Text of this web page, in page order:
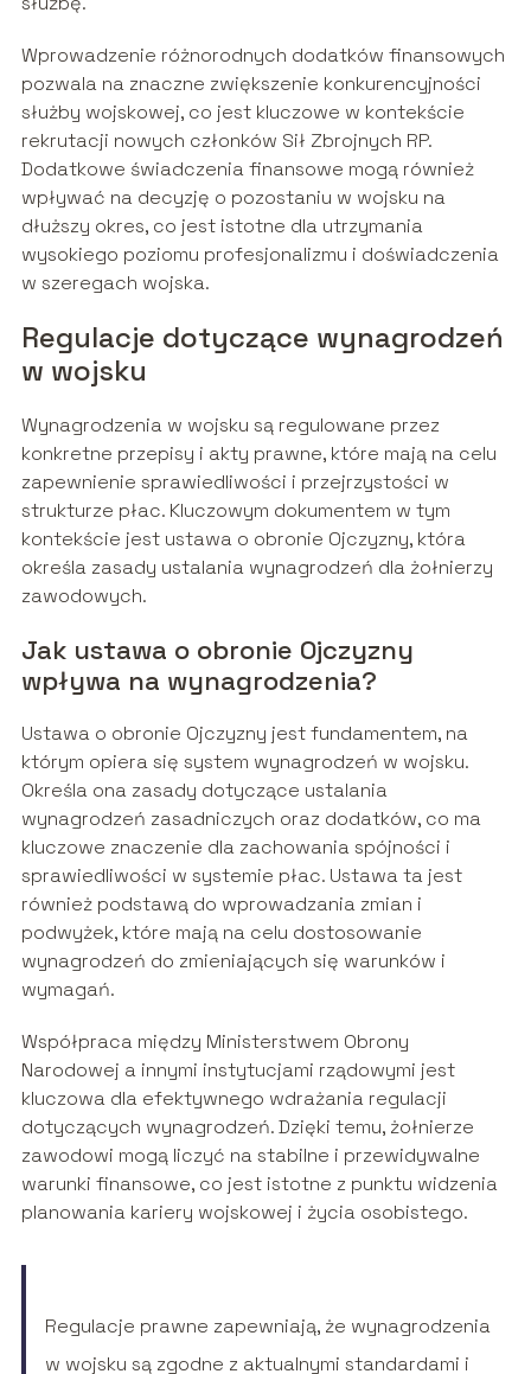
Wprowadzenie różnorodnych dodatków finansowych
pozwala na znaczne zwiększenie konkurencyjności
służby wojskowej, co jest kluczowe w kontekście
rekrutacji nowych członków Sił Zbrojnych RP.
Dodatkowe świadczenia finansowe mogą również
wpływać na decyzję o pozostaniu w wojsku na
dłuższy okres, co jest istotne dla utrzymania
wysokiego poziomu profesjonalizmu i doświadczenia
w szeregach wojska.
Regulacje dotyczące wynagrodzeń
w wojsku
Wynagrodzenia w wojsku są regulowane przez
konkretne przepisy i akty prawne, które mają na celu
zapewnienie sprawiedliwości i przejrzystości w
strukturze płac. Kluczowym dokumentem w tym
kontekście jest ustawa o obronie Ojczyzny, która
określa zasady ustalania wynagrodzeń dla żołnierzy
zawodowych.
Jak ustawa o obronie Ojczyzny
wpływa na wynagrodzenia?
Ustawa o obronie Ojczyzny jest fundamentem, na
którym opiera się system wynagrodzeń w wojsku.
Określa ona zasady dotyczące ustalania
wynagrodzeń zasadniczych oraz dodatków, co ma
kluczowe znaczenie dla zachowania spójności i
sprawiedliwości w systemie płac. Ustawa ta jest
również podstawą do wprowadzania zmian i
podwyżek, które mają na celu dostosowanie
wynagrodzeń do zmieniających się warunków i
wymagań.
Współpraca między Ministerstwem Obrony
Narodowej a innymi instytucjami rządowymi jest
kluczowa dla efektywnego wdrażania regulacji
dotyczących wynagrodzeń. Dzięki temu, żołnierze
zawodowi mogą liczyć na stabilne i przewidywalne
warunki finansowe, co jest istotne z punktu widzenia
planowania kariery wojskowej i życia osobistego.
Regulacje prawne zapewniają, że wynagrodzenia
w wojsku są zgodne z aktualnymi standardami i